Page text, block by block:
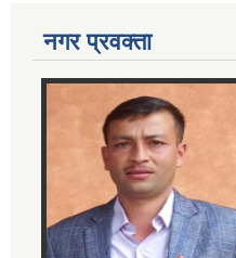
नगर प्रवक्ता